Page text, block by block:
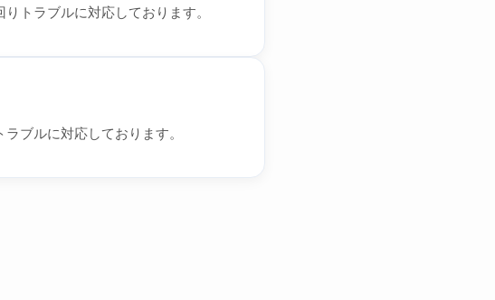
トラブルに対応しております。
ブルに対応しております。